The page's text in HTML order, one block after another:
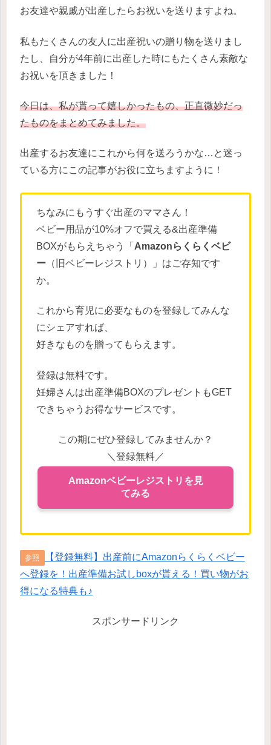
お友達や親戚が出産したらお祝いを送りますよね。
私もたくさんの友人に出産祝いの贈り物を送りまし
たし、自分が4年前に出産した時にもたくさん素敵な
お祝いを頂きました！
今日は、私が貰って嬉しかったもの、正直微妙だっ
たものをまとめてみました。
出産するお友達にこれから何を送ろうかな…と迷っ
ている方にこの記事がお役に立ちますように！
ちなみにもうすぐ出産のママさん！
ベビー用品が10%オフで買える&出産準備
BOXがもらえちゃう「 Amazonらくらくベビ
ー （旧ベビーレジストリ）」はご存知です
か。
これから育児に必要なものを登録してみんな
にシェアすれば、
好きなものを贈ってもらえます。
登録は無料です。
妊婦さんは出産準備BOXのプレゼントもGET
できちゃうお得なサービスです。
この期にぜひ登録してみませんか？
＼登録無料／
Amazonベビーレジストリを見
てみる
参照
【登録無料】出産前にAmazonらくらくベビー
へ登録を！出産準備お試しboxが貰える！買い物がお
得になる特典も♪
スポンサードリンク